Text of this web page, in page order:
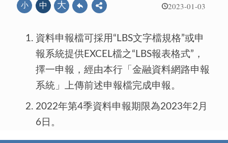
2023-01-03
小 中 大
資料申報檔可採用“LBS文字檔規格”或申
報系統提供EXCEL檔之“LBS報表格式”，
擇一申報，經由本行「金融資料網路申報
系統」上傳前述申報檔完成申報。
2022年第4季資料申報期限為2023年2月
6日。